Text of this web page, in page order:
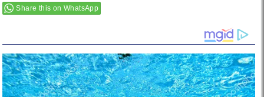
Share this on WhatsApp